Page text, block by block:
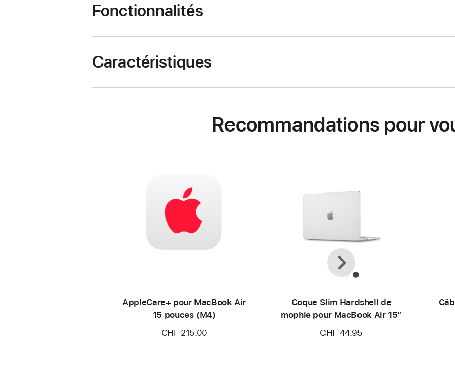
Fonctionnalités
Caractéristiques
Recommandations pour
AppleCare+ pour MacBook Air
15 pouces (M4)
CHF 215.00
Coque Slim Hardshell de
mophie pour MacBook Air 15″
CHF 44.95
Précédent
Suivant